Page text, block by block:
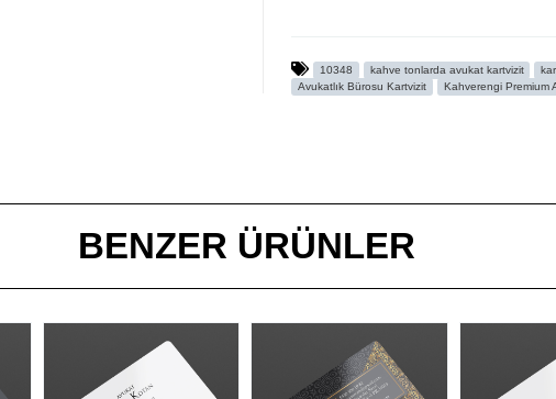
10348 kahve tonlarda avukat kartvizit
Avukatlık Bürosu Kartvizit
Kahverengi Premium
BENZER ÜRÜNLER